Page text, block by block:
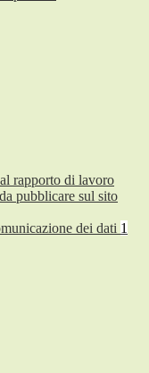
rapporto di lavoro
pubblicare sul sito
dei dati 1